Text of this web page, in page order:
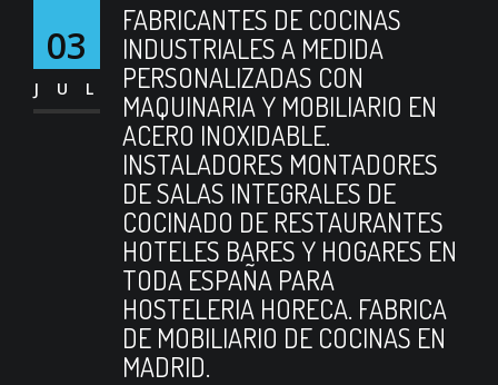
03
JUL
FABRICANTES DE COCINAS
INDUSTRIALES A MEDIDA
PERSONALIZADAS CON
MAQUINARIA Y MOBILIARIO EN
ACERO INOXIDABLE.
INSTALADORES MONTADORES
DE SALAS INTEGRALES DE
COCINADO DE RESTAURANTES
HOTELES BARES Y HOGARES EN
TODA ESPAÑA PARA
HOSTELERIA HORECA. FABRICA
DE MOBILIARIO DE COCINAS EN
MADRID.